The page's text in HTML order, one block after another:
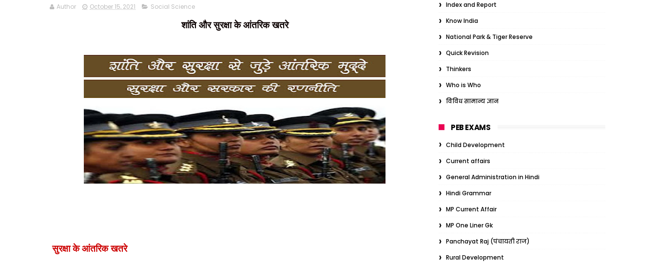
Author October 15, 2021 Social Science
शांति और सुरक्षा के आंतरिक खतरे
सुरक्षा के आंतरिक खतरे
Index and Report
Know India
National Park & Tiger Reserve
Quick Revision
Thinkers
Who is Who
विविध सामान्य ज्ञान
PEB EXAMS
Child Development
Current affairs
General Administration in Hindi
Hindi Grammar
MP Current Affair
MP One Liner Gk
Panchayat Raj (पंचायती राज)
Rural Development